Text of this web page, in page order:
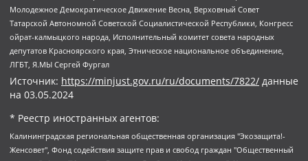
Молодежное Демократическое Движение Весна, Верховный Совет
Татарской Автономной Советской Социалистической Республики, Конгресс
ойрат-калмыцкого народа, Исполнительный комитет совета народных
депутатов Красноярского края, Этническое национальное объединение,
ЛГБТ, Я.МЫ Сергей Фургал
Источник: https://minjust.gov.ru/ru/documents/7822/ данные
на 03.05.2024
* Реестр иностранных агентов:
Калининградская региональная общественная организация "Экозащита!-Женсовет", Фонд содействия защите прав и свобод граждан "Общественный вердикт", Фонд "Институт Развития Свободы Информации", Частное учреждение "Информационное агентство МЕМО. РУ", Региональная общественная организация "Общественная комиссия по сохранению наследия академика Сахарова", Фонд поддержки свободы прессы, Санкт-Петербургская общественная правозащитная организация "Гражданский контроль", Межрегиональная общественная организация "Информационно-просветительский центр "Мемориал", Региональный Фонд "Центр Защиты Прав Средств Массовой Информации", с 05.12.2023 Фонд "Центр Защиты Прав Средств массовой информации", Региональная общественная благотворительная организация помощи беженцам и мигрантам "Гражданское содействие", Негосударственное образовательное учреждение дополнительного профессионального образования (повышение квалификации) специалистов "АКАДЕМИЯ ПО ПРАВАМ ЧЕЛОВЕКА", Свердловская региональная общественная организация "Сутяжник", Автономная некоммерческая организация "Центр независимых социологических исследований", Союз общественных объединений "Российский исследовательский центр по правам человека", Региональное общественное учреждение научно-информационный центр "МЕМОРИАЛ", Некоммерческая организация "Фонд защиты гласности", Автономная некоммерческая организация "Институт прав человека", Городская общественная организация "Екатеринбургское общество "МЕМОРИАЛ", Городская общественная организация "Рязанское историко-просветительское и правозащитное общество "Мемориал" (Рязанский Мемориал), Челябинский региональный орган общественной самодеятельности – женское общественное объединение "Женщины Евразии", Челябинский региональный орган общественной самодеятельности "Уральская правозащитная группа", Фонд содействия защите здоровья и социальной справедливости имени Андрея Рылькова, Автономная Некоммерческая Организация "Аналитический Центр Юрия Левады", Автономная некоммерческая организация социальной поддержки населения "Проект Апрель", Региональная общественная организация помощи женщинам и детям, находящимся в кризисной ситуации "Информационно-методический центр "Анна", Фонд содействия развитию массовых коммуникаций и правовому просвещению "Так-так-Так", Фонд содействия устойчивому развитию "Серебряная тайга", Свердловский региональный общественный фонд социальных проектов "Новое время", "Idel.Реалии", Кавказ.Реалии, Крым.Реалии, Телеканал Настоящее Время, Татаро-башкирская служба Радио Свобода (Azatliq Radiosi), Радио Свободная Европа/Радио Свобода (PCE/PC), "Сибирь.Реалии", "Фактограф", Благотворительный фонд помощи осужденным и их семьям, Автономная некоммерческая организация "Институт глобализации и социальных движений", Фонд "В защиту прав заключенных", Частное учреждение "Центр поддержки и содействия развитию средств массовой информации", Пензенский региональный общественный благотворительный фонд "Гражданский союз", "Север.Реалии", Некоммерческая организация Фонд "Правовая инициатива", Общество с ограниченной ответственностью "Радио Свободная Европа/Радио Свобода", Чешское информационное агентство "MEDIUM-ORIENT", Красноярская региональная общественная организация "Мы против СПИДа", Камалягин Денис Николаевич, Маркелов Сергей Евгеньевич, Пономарев Лев Александрович, Савицкая Людмила Алексеевна, Автономная некоммерческая организация "Центр по работе с проблемой насилия "НАСИЛИЮ.НЕТ", Межрегиональный профессиональный союз работников здравоохранения "Альянс врачей", Юридическое лицо, зарегистрированное в Латвийской Республике, SIA "Medusa Project" (регистрационный номер 40103797863, дата регистрации 10.06.2014), Некоммерческая организация "Фонд по борьбе с коррупцией", Автономная некоммерческая организация "Институт права и публичной политики", Баданин Роман Сергеевич, Гликин Максим Александрович, Железнова Мария Михайловна, Лукьянова Юлия Сергеевна, Маетная Елизавета Витальевна, Маняхин Петр Борисович, Чуракова Ольга Владимировна, Ярош Юлия Петровна, Юридическое лицо "The Insider SIA", зарегистрированное в Риге, Латвийская Республика (дата регистрации 26.06.2015), являющееся администратором доменного имени интернет-издания "The Insider SIA", https://theins.ru, Постернак Алексей Евгеньевич, Рубин Михаил Аркадьевич, Анин Роман Александрович, Юридическое лицо Istories fonds, зарегистрированное в Латвийской Республике (регистрационный номер 50008295751, дата регистрации 24.02.2020), Великовский Дмитрий Александрович, Долинина Ирина Николаевна, Мароховская Алеся Алексеевна, Шлейнов Роман Юрьевич, Шмагун Олеся Валентиновна, Общество с ограниченной ответственностью "Альтаир 2021", Общество с ограниченной ответственностью "Вега 2021", Общество с ограниченной ответственностью "Главный редактор 2021", Общество с ограниченной ответственностью "Ромашки монолит", Важенков Артем Валерьевич, Ивановская областная общественная организация "Центр гендерных исследований", Гурман Юрий Альбертович, Медиапроект "ОВД-Инфо", Егоров Владимир Владимирович, Жилинский Владимир Александрович, Общество с ограниченной ответственностью "ЗП", Иванова София Юрьевна, Карезина Инна Павловна, Кильтау Екатерина Викторовна, Петров Алексей Викторович, Пискунов Сергей Евгеньевич, Смирнов Сергей Сергеевич, Тихонов Михаил Сергеевич, Общество с ограниченной ответственностью "ЖУРНАЛИСТ-ИНОСТРАННЫЙ АГЕНТ", Арапова Галина Юрьевна, Вольтская Татьяна Анатольевна, Американская компания "Mason G.E.S. Anonymous Foundation" (США), являющаяся владельцем интернет-издания https://mnews.world/, Компания "Stichting Bellingcat", зарегистрированная в Нидерландах (дата регистрации 11.07.2018), Захаров Андрей Вячеславович, Клепиковская Екатерина Дмитриевна, Общество с ограниченной ответственностью "МЕМО", Перл Роман Александрович, Симонов Евгений Алексеевич, Соловьева Елена Анатольевна, Сотников Даниил Владимирович, Сурначева Елизавета Дмитриевна, Автономная некоммерческая организация по защите прав человека и информированию населения "Якутия – Наше Мнение", Общество с ограниченной ответственностью "Москоу диджитал медиа", с 26.01.2023 Общество с ограниченной ответственностью "Чайка Белые сады", Ветошкина Валерия Валерьевна, Заговора Максим Александрович, Межрегиональное общественное движение "Российская ЛГБТ - сеть", Оленичев Максим Владимирович, Павлов Иван Юрьевич, Скворцова Елена Сергеевна, Общество с ограниченной ответственностью "Как бы инагент", Кочетков Игорь Викторович, Общество с ограниченной ответственностью "Честные выборы", Еланчик Олег Александрович, Общество с ограниченной ответственностью "Нобелевский призыв", Гималова Регина Эмилевна, Григорьев Андрей Валерьевич, Григорьева Алина Александровна, Ассоциация по содействию защите прав призывников, альтернативнослужащих и военнослужащих "Правозащитная группа "Гражданин.Армия.Право", Хисамова Регина Фаритовна, Автономная некоммерческая организация по реализации социально-правовых программ "Лилит", Дальневосточное общественное движение "Маяк", Санкт-Петербургская ЛГБТ-инициативная группа "Выход", Инициативная группа ЛГБТ+ "Реверс", Алексеев Андрей Викторович, Бекбулатова Таисия Львовна, Беляев Иван Михайлович, Владыкина Елена Сергеевна, Гельман Марат Александрович, Никульшина Вероника Юрьевна, Толоконникова Надежда Андреевна, Шендерович Виктор Анатольевич, Общество с ограниченной ответственностью "Данное сообщение", Общество с ограниченной ответственностью Издательский дом "Новая глава", Айнбиндер Александра Александровна, Московский комьюнити-центр для ЛГБТ+инициатив, Благотворительный фонд развития филантропии, Deutsche Welle (Германия, Kurt-Schumacher-Strasse 3, 53113 Bonn), Борзунова Мария Михайловна, Воробьев Виктор Викторович, Голубева Анна Львовна, Константинова Алла Михайловна, Малкова Ирина Владимировна, Мурадов Мурад Абдулгалимович, Осетинская Елизавета Николаевна, Понасенков Евгений Николаевич, Ганапольский Матвей Юрьевич, Киселев Евгений Алексеевич, Борухович Ирина Григорьевна, Дремин Иван Тимофеевич, Дубровский Дмитрий Викторович, Красноярская региональная общественная организация поддержки и развития альтернативных образовательных технологий и межкультурных коммуникаций "ИНТЕРРА", Маяковская Екатерина Алексеевна, Фейгин Марк Захарович, Филимонов Андрей Викторович, Дзугкоева Регина Николаевна, Доброхотов Роман Александрович, Дудь Юрий Александрович, Елкин Сергей Владимирович, Кругликов Кирилл Игоревич, Сабунаева Мария Леонидовна, Семенов Алексей Владимирович, Шаинян Карен Багратович, Шульман Екатерина Михайловна, Асафьев Артур Валерьевич, Вахштайн Виктор Семенович, Венедиктов Алексей Алексеевич, Лушникова Екатерина Евгеньевна, Волков Леонид Михайлович, Невзоров Александр Глебович, Пархоменко Сергей Борисович, Сироткин Ярослав Николаевич, Кара-Мурза Владимир Владимирович, Баранова Наталья Владимировна, Гозман Леонид Яковлевич, Кагарлицкий Борис Юльевич, Климарев Михаил Валерьевич, Милов Владимир Станиславович, Автономная некоммерческая организация Краснодарский центр современного искусства "Типография", Моргенштерн Алишер Тагирович, Соболь Любовь Эдуардовна, Общество с ограниченной ответственностью "ЛИЗА НОРМ", Каспаров Гарри Кимович, Ходорковский Михаил Борисович, Общество с ограниченной ответственностью "Апрельские тезисы", Данилович Ирина Брониславовна, Кашин Олег Владимирович, Петров Николай Владимирович, Пивоваров Алексей Владимирович, Соколов Михаил Владимирович, Цветкова Юлия Владимировна, Чичваркин Евгений Александрович, Комитет против пыток/Команда против пыток, Общество с ограниченной ответственностью "Первый научный", Общество с ограниченной ответственностью "Вертолет и ко", Белоцерковская Вероника Борисовна, Кац Максим Евгеньевич, Лазарева Татьяна Юрьевна, Шаведдинов Руслан Табризович, Яшин Илья Валерьевич, Общество с ограниченной ответственностью "Иноагент ААВ", Алешковский Дмитрий Петрович, Альбац Евгения Марковна, Быков Дмитрий Львович, Галямина Юлия Евгеньевна, Лойко Сергей Леонидович, Мартынов Кирилл Константинович, Медведев Сергей Александрович, Крашенинников Федор Геннадиевич, Гордеева Катерина Вл